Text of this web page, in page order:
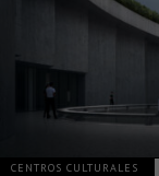
CENTROS CULTURALES